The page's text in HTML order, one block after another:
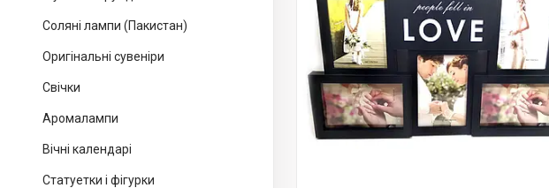
Соляні лампи (Пакистан)
Оригінальні сувеніри
Свічки
Аромалампи
Вічні календарі
Статуетки і фігурки